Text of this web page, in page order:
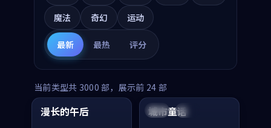
魔法
奇幻 运动
最新 最热 评分
当前类型共 3000 部，展示前 24 部
中国 高分
99:16
漫长的午后 美国 院线
城市童话